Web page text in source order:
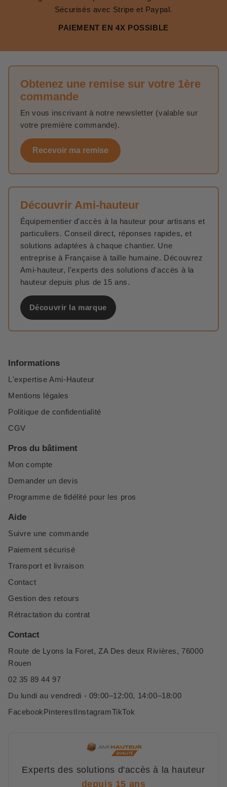
Sécurisés avec Stripe et Paypal.
PAIEMENT EN 4X POSSIBLE
Obtenez une remise sur votre 1ère
commande
En vous inscrivant à notre newsletter (valable sur
votre première commande).
Recevoir ma remise
Découvrir Ami-hauteur
Équipementier d'accès à la hauteur pour artisans et
particuliers. Conseil direct, réponses rapides, et
solutions adaptées à chaque chantier. Une
entreprise à Française à taille humaine. Découvrez
Ami-hauteur, l'experts des solutions d'accès à la
hauteur depuis plus de 15 ans.
Découvrir la marque
Informations
L'expertise Ami-Hauteur
Mentions légales
Politique de confidentialité
CGV
Pros du bâtiment
Mon compte
Demander un devis
Programme de fidélité pour les pros
Aide
Suivre une commande
Paiement sécurisé
Transport et livraison
Contact
Gestion des retours
Rétractation du contrat
Contact
Route de Lyons la Foret, ZA Des deux Rivières, 76000
Rouen
02 35 89 44 97
Du lundi au vendredi - 09:00–12:00, 14:00–18:00
FacebookPinterestInstagramTikTok
Experts des solutions d'accès à la hauteur
depuis 15 ans